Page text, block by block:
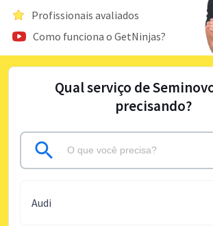
Profissionais avaliados
Como funciona o GetNinjas?
Qual serviço de
precisando?
Audi